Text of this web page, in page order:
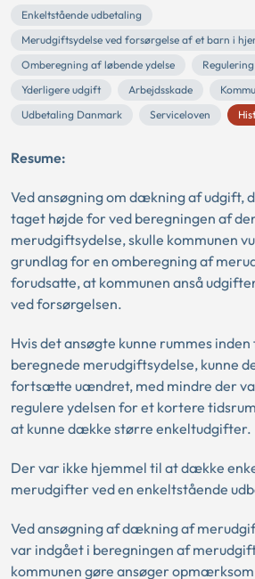
Enkeltstående udbetaling
Merudgiftsydelse ved forsørgelse af et barn i
Omberegning af løbende ydelse
Yderligere udgift
Arbejdsskade
Udbetaling Danmark
Serviceloven
Resume:
Ved ansøgning om dækning af udgift,
taget højde for ved beregningen af
merudgiftsydelse, skulle kommunen
grundlag for en omberegning af
forudsatte, at kommunen anså
ved forsørgelsen.
Hvis det ansøgte kunne rummes
beregnede merudgiftsydelse, kunne
fortsætte uændret, med mindre der
regulere ydelsen for et kortere
at kunne dække større enkeltudgifter.
Der var ikke hjemmel til at dække
merudgifter ved en enkeltstående
Ved ansøgning af dækning af
var indgået i beregningen af
kommunen gøre ansøger